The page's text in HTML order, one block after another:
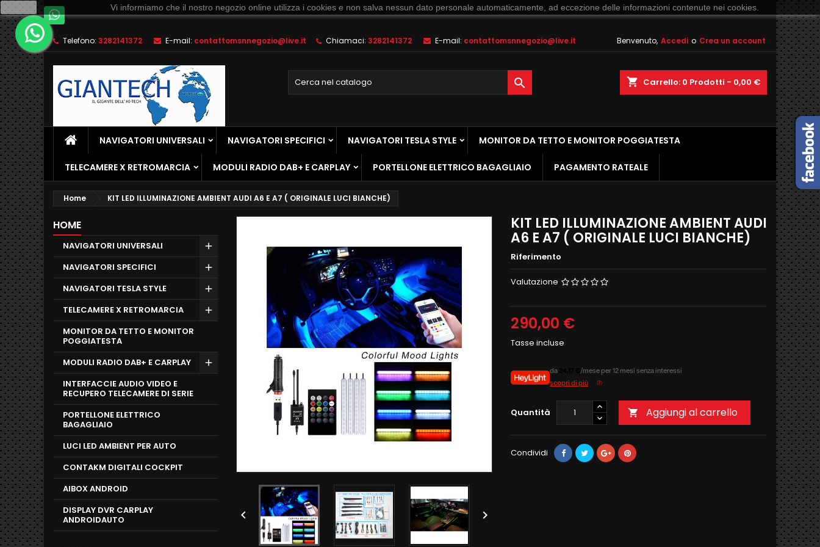
Telefono: 3282141372 E-mail: contattomsnnegozio@live.it Chiamaci: 3282141372 E-mail: contattomsnnegozio@live.it Benvenuto, Accedi o Crea un account
shopping_cart Carrello: 0 Prodotti - 0,00 €

NAVIGATORI UNIVERSALI NAVIGATORI SPECIFICI NAVIGATORI TESLA STYLE MONITOR DA TETTO E MONITOR POGGIATESTA
TELECAMERE X RETROMARCIA MODULI RADIO DAB+ E CARPLAY PORTELLONE ELETTRICO BAGAGLIAIO PAGAMENTO RATEALE
Home KIT LED ILLUMINAZIONE AMBIENT AUDI A6 E A7 ( ORIGINALE LUCI BIANCHE)
HOME
NAVIGATORI UNIVERSALI
NAVIGATORI SPECIFICI
NAVIGATORI TESLA STYLE
TELECAMERE X RETROMARCIA
MONITOR DA TETTO E MONITOR
POGGIATESTA
MODULI RADIO DAB+ E CARPLAY
INTERFACCIE AUDIO VIDEO E
RECUPERO TELECAMERE DI SERIE
PORTELLONE ELETTRICO
BAGAGLIAIO
LUCI LED AMBIENT PER AUTO
CONTAKM DIGITALI COCKPIT
AIBOX ANDROID
DISPLAY DVR CARPLAY
ANDROIDAUTO
 
KIT LED ILLUMINAZIONE AMBIENT AUDI
A6 E A7 ( ORIGINALE LUCI BIANCHE)
Riferimento
Valutazione
290,00 €
Tasse incluse
da
/mese per 12 mesi senza interessi
scopri di più
Quantità  Aggiungi al carrello
Condividi
Ok Vi informiamo che il nostro negozio online utilizza i cookies e non salva nessun dato personale automaticamente, ad eccezione delle informazioni contenute nei cookies.